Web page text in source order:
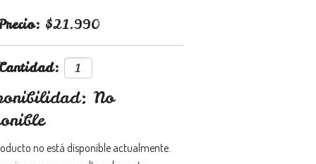
$21.990
Cantidad:
No
no está disponible actualmente.